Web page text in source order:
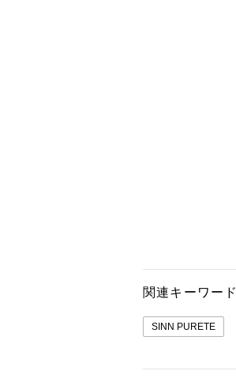
関連キーワード
SINN PURETE